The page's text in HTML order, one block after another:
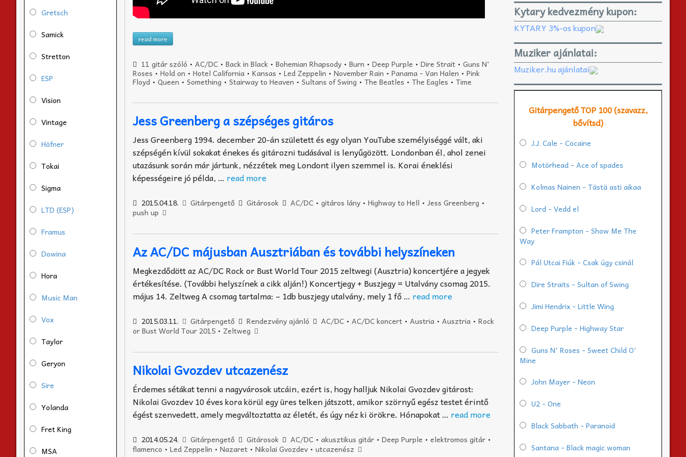
read more
11 gitár szóló • AC/DC• Back in Black• Bohemian Rhapsody• Burn • Deep Purple • Dire Strait• Guns N'
Roses •Hold on •Hotel California •Kansas •Led Zeppelin •November Rain •Panama - Van Halen •Pink
Floyd •Queen •Something •Stairway to Heaven •Sultans of Swing •The Beatles •The Eagles •Time
Jess Greenberg a szépséges gitáros
Jess Greenberg 1994. december 20-án született és egy olyan YouTube személyiséggé vált, aki
szépségén kívül sokakat énekes és gitározni tudásával is lenyűgözött. Londonban él, ahol zenei
utazásunk során már jártunk, nézzétek meg Londont ilyen szemmel is. Korai éneklési
képességeire jó példa, … read more
2015.04.18. Gitárpengető Gitárosok AC/DC •gitáros lány •Highway to Hell •Jess Greenberg •
push up
Az AC/DC májusban Ausztriában és további helyszíneken
Megkezdődött az AC/DC Rock or Bust World Tour 2015 zeltwegi (Ausztria) koncertjére a jegyek
értékesítése. (További helyszínek a cikk alján!) Koncertjegy + Buszjegy = Utalvány csomag 2015.
május 14. Zeltweg A csomag tartalma: – 1db buszjegy utalvány, mely 1 fő … read more
2015.03.11. Gitárpengető Rendezvény ajánló AC/DC •AC/DC koncert •Austria •Ausztria •Rock
or Bust World Tour 2015 • Zeltweg
Nikolai Gvozdev utcazenész
Érdemes sétákat tenni a nagyvárosok utcáin, ezért is, hogy halljuk Nikolai Gvozdev gitárost:
Nikolai Gvozdev 10 éves kora körül egy üres telken játszott, amikor szörnyű egész testet érintő
égést szenvedett, amely megváltoztatta az életét, és úgy néz ki örökre. Hónapokat … read more
2014.05.24. Gitárpengető Gitárosok AC/DC •akusztikus gitár •Deep Purple •elektromos gitár •
flamenco •Led Zeppelin •Nazaret •Nikolai Gvozdev •utcazenész
Gretsch
Samick
Stretton
ESP
Vision
Vintage
Höfner
Tokai
Sigma
LTD (ESP)
Framus
Dowina
Hora
Music Man
Vox
Taylor
Geryon
Sire
Yolanda
Fret King
MSA
Kytary kedvezmény kupon:
KYTARY 3%-os kupon
Muziker ajánlatai:
Muziker.hu ajánlatai
Gitárpengető TOP 100 (szavazz,
bővítsd)
J.J. Cale - Cocaine
Motörhead - Ace of spades
Kolmas Nainen - Tästä asti aikaa
Lord - Vedd el
Peter Frampton - Show Me The
Way
Pál Utcai Fiúk - Csak úgy csinál
Dire Straits - Sultan of Swing
Jimi Hendrix - Little Wing
Deep Purple - Highway Star
Guns N' Roses - Sweet Child O'
Mine
John Mayer - Neon
U2 - One
Black Sabbath - Paranoid
Santana - Black magic woman